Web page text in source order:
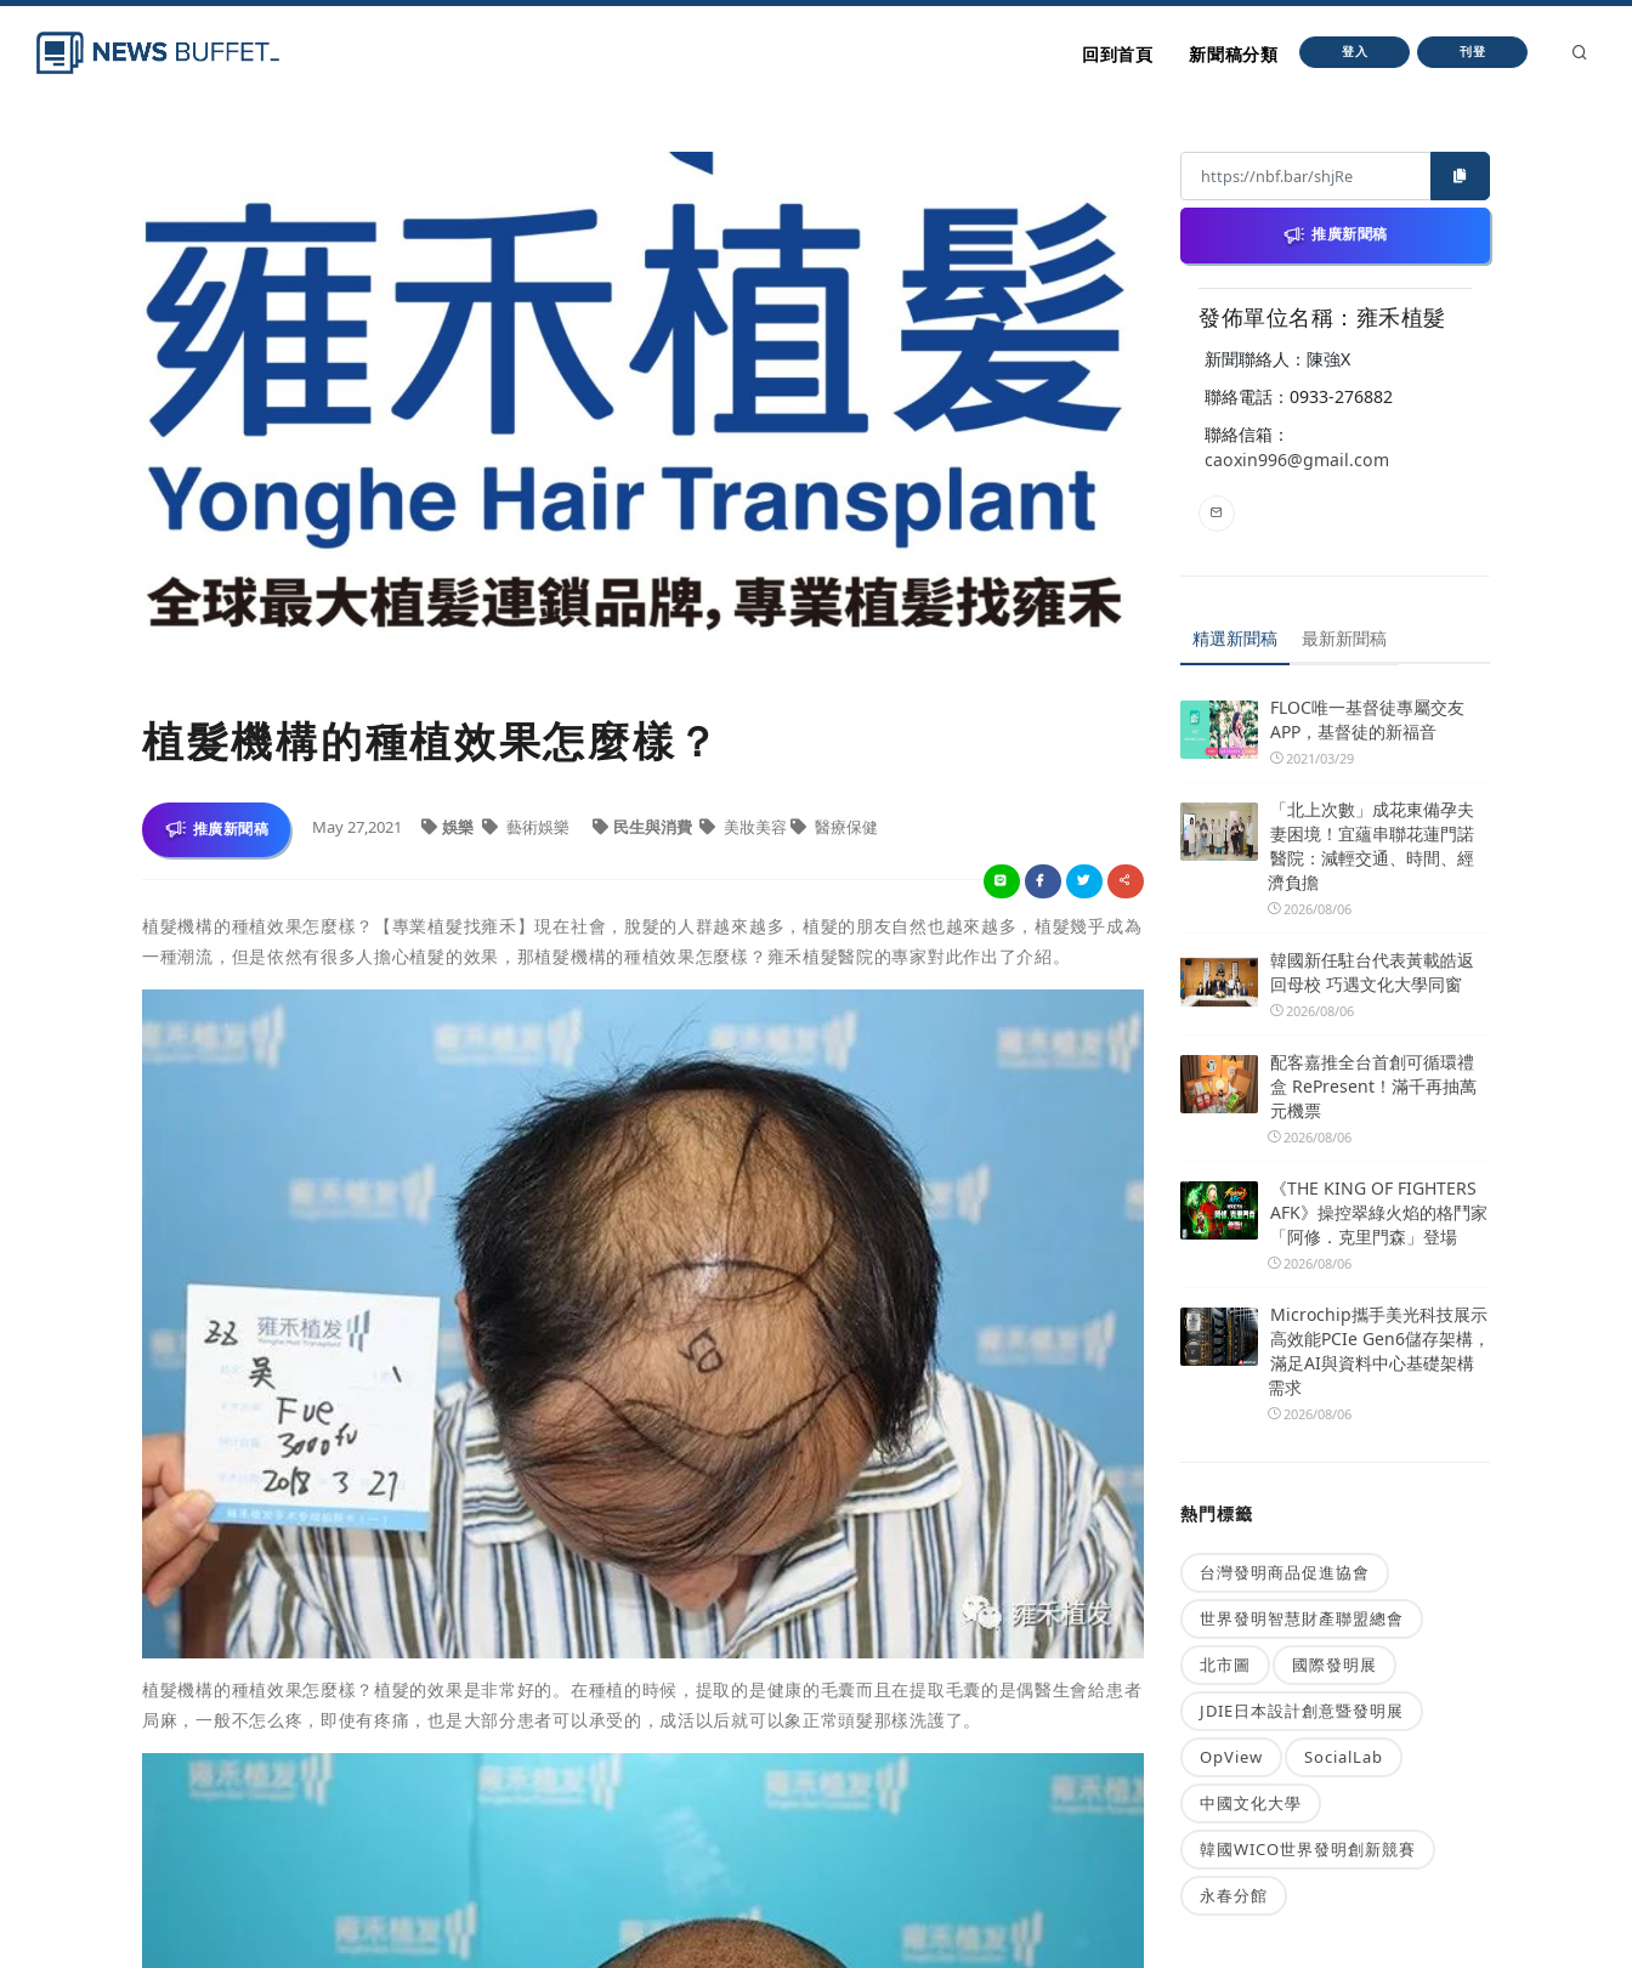
回到首頁 新聞稿分類 登入 刊登
植髮機構的種植效果怎麼樣？
推廣新聞稿 May 27,2021 娛樂 藝術娛樂 民生與消費 美妝美容 醫療保健
植髮機構的種植效果怎麼樣？【專業植髮找雍禾】現在社會，脫髮的人群越來越多，植髮的朋友自然也越來越多，植髮幾乎成為
一種潮流，但是依然有很多人擔心植髮的效果，那植髮機構的種植效果怎麼樣？雍禾植髮醫院的專家對此作出了介紹。
植髮機構的種植效果怎麼樣？植髮的效果是非常好的。在種植的時候，提取的是健康的毛囊而且在提取毛囊的是偶醫生會給患者
局麻，一般不怎么疼，即使有疼痛，也是大部分患者可以承受的，成活以后就可以象正常頭髮那樣洗護了。
推廣新聞稿
發佈單位名稱：雍禾植髮
新聞聯絡人：陳強X
聯絡電話：0933-276882
聯絡信箱：
caoxin996@gmail.com
精選新聞稿 最新新聞稿
FLOC唯一基督徒專屬交友
APP，基督徒的新福音
2021/03/29
「北上次數」成花東備孕夫
妻困境！宜蘊串聯花蓮門諾
醫院：減輕交通、時間、經
濟負擔
2026/08/06
韓國新任駐台代表黃載皓返
回母校 巧遇文化大學同窗
2026/08/06
配客嘉推全台首創可循環禮
盒 RePresent！滿千再抽萬
元機票
2026/08/06
《THE KING OF FIGHTERS
AFK》操控翠綠火焰的格鬥家
「阿修．克里門森」登場
2026/08/06
Microchip攜手美光科技展示
高效能PCIe Gen6儲存架構，
滿足AI與資料中心基礎架構
需求
2026/08/06
熱門標籤
台灣發明商品促進協會
世界發明智慧財產聯盟總會
北市圖 國際發明展
JDIE日本設計創意暨發明展
OpView SocialLab
中國文化大學
韓國WICO世界發明創新競賽
永春分館